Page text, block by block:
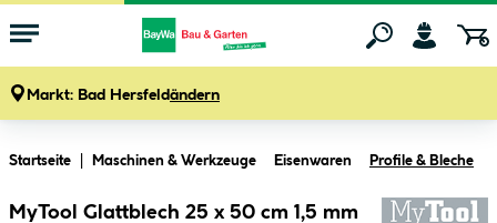
Markt: Bad Hersfeldändern
Startseite Maschinen & Werkzeuge Eisenwaren Profile & Bleche
MyTool Glattblech 25 x 50 cm 1,5 mm